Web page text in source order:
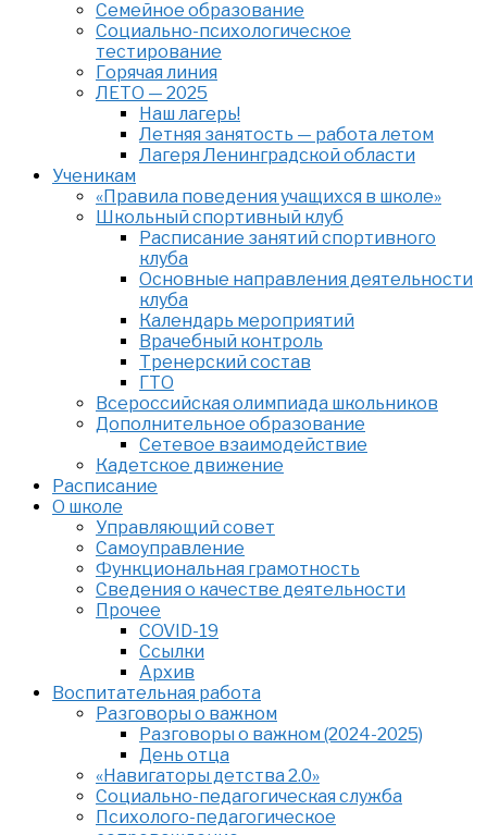
Семейное образование
Cоциально-психологическое
тестирование
Горячая линия
ЛЕТО — 2025
Наш лагерь!
Летняя занятость — работа летом
Лагеря Ленинградской области
Ученикам
«Правила поведения учащихся в школе»
Школьный спортивный клуб
Расписание занятий спортивного
клуба
Основные направления деятельности
клуба
Календарь мероприятий
Врачебный контроль
Тренерский состав
ГТО
Всероссийская олимпиада школьников
Дополнительное образование
Сетевое взаимодействие
Кадетское движение
Расписание
О школе
Управляющий совет
Самоуправление
Функциональная грамотность
Сведения о качестве деятельности
Прочее
COVID-19
Ссылки
Архив
Воспитательная работа
Разговоры о важном
Разговоры о важном (2024-2025)
День отца
«Навигаторы детства 2.0»
Социально-педагогическая служба
Психолого-педагогическое